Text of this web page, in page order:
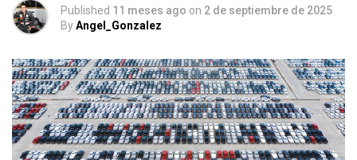
Published 11 meses ago on 2 de septiembre de 2025
ByAngel_Gonzalez